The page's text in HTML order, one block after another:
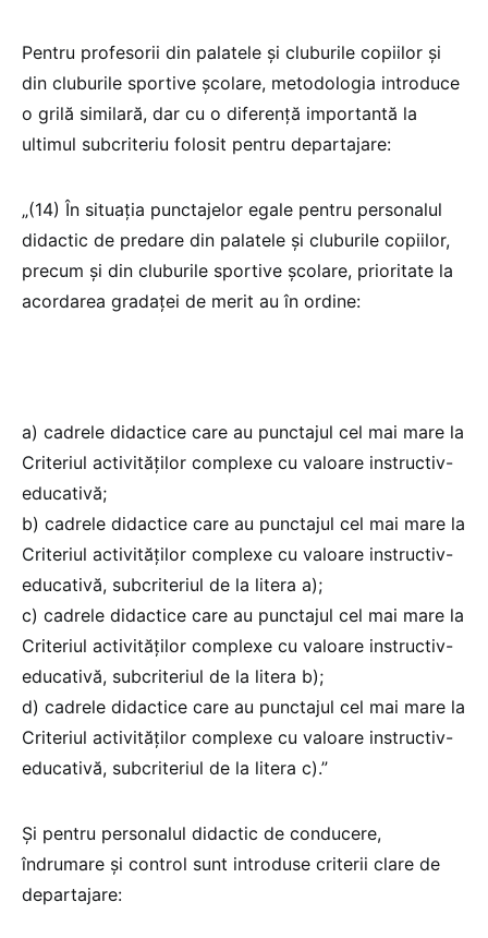
Pentru profesorii din palatele și cluburile copiilor și
din cluburile sportive școlare, metodologia introduce
o grilă similară, dar cu o diferență importantă la
ultimul subcriteriu folosit pentru departajare:
„(14) În situația punctajelor egale pentru personalul
didactic de predare din palatele și cluburile copiilor,
precum și din cluburile sportive școlare, prioritate la
acordarea gradaței de merit au în ordine:
a) cadrele didactice care au punctajul cel mai mare la
Criteriul activităţilor complexe cu valoare instructiv-
educativă;
b) cadrele didactice care au punctajul cel mai mare la
Criteriul activităţilor complexe cu valoare instructiv-
educativă, subcriteriul de la litera a);
c) cadrele didactice care au punctajul cel mai mare la
Criteriul activităţilor complexe cu valoare instructiv-
educativă, subcriteriul de la litera b);
d) cadrele didactice care au punctajul cel mai mare la
Criteriul activităţilor complexe cu valoare instructiv-
educativă, subcriteriul de la litera c).”
Și pentru personalul didactic de conducere,
îndrumare și control sunt introduse criterii clare de
departajare: